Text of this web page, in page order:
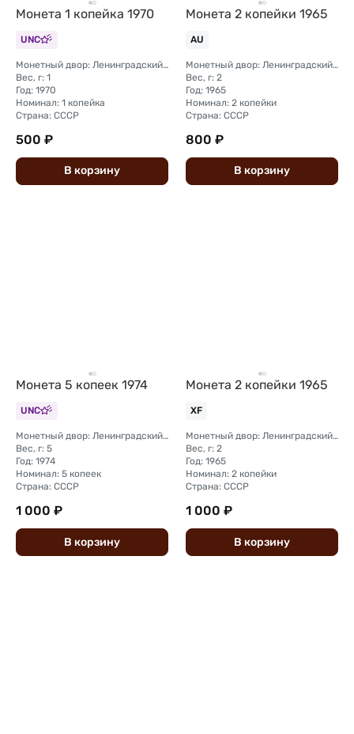
Монета 1 копейка 1970
UNC
Монетный двор: Ленинградский (ЛМД)
Вес, г: 1
Год: 1970
Номинал: 1 копейка
Страна: СССР
500 ₽
В корзину
Монета 2 копейки 1965
AU
Монетный двор: Ленинградский (ЛМД)
Вес, г: 2
Год: 1965
Номинал: 2 копейки
Страна: СССР
800 ₽
В корзину
Монета 5 копеек 1974
UNC
Монетный двор: Ленинградский (ЛМД)
Вес, г: 5
Год: 1974
Номинал: 5 копеек
Страна: СССР
1 000 ₽
В корзину
Монета 2 копейки 1965
XF
Монетный двор: Ленинградский (ЛМД)
Вес, г: 2
Год: 1965
Номинал: 2 копейки
Страна: СССР
1 000 ₽
В корзину